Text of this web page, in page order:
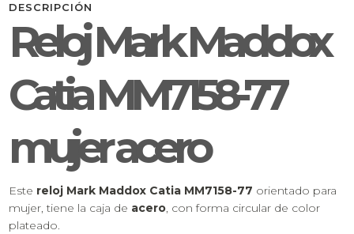
DESCRIPCIÓN
Reloj Mark Maddox
Catia MM7158-77
mujer acero
Este reloj Mark Maddox Catia MM7158-77 orientado para
mujer, tiene la caja de acero, con forma circular de color
plateado.